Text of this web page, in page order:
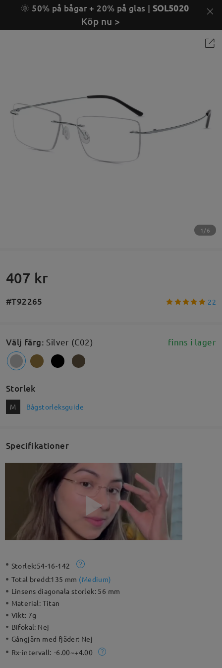
🌞 50% på bågar + 20% på glas | SOL5020
Köp nu >
1/6
407 kr
#T92265 22
Välj färg: Silver (C02) finns i lager
Storlek
M Bågstorleksguide
Specifikationer
Storlek:54-16-142
Total bredd:135 mm (Medium)
Linsens diagonala storlek: 56 mm
Material: Titan
Vikt: 7g
Bifokal: Nej
Gångjärn med fjäder: Nej
Rx-intervall: -6.00~+4.00